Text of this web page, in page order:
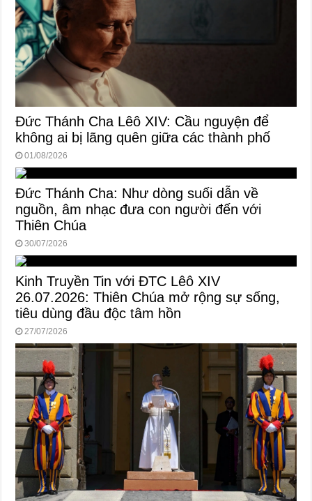
Đức Thánh Cha Lêô XIV: Cầu nguyện để
không ai bị lãng quên giữa các thành phố
01/08/2026
Đức Thánh Cha: Như dòng suối dẫn về
nguồn, âm nhạc đưa con người đến với
Thiên Chúa
30/07/2026
Kinh Truyền Tin với ĐTC Lêô XIV
26.07.2026: Thiên Chúa mở rộng sự sống,
tiêu dùng đầu độc tâm hồn
27/07/2026